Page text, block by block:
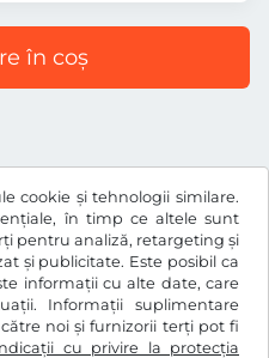
cookie și tehnologii similare.
în timp ce altele sunt
pentru analiză, retargeting și
și publicitate. Este posibil ca
informații cu alte date, care
Informații suplimentare
noi și furnizorii terți pot fi
cu privire la protecția
în coș